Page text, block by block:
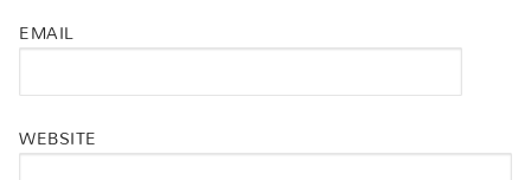
EMAIL
WEBSITE